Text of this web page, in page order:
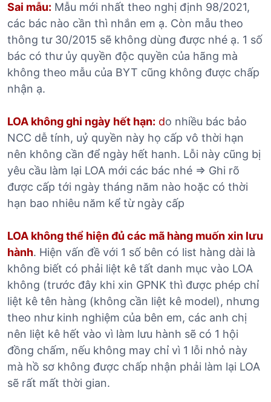
Sai mẫu: Mẫu mới nhất theo nghị định 98/2021,
các bác nào cần thì nhắn em ạ. Còn mẫu theo
thông tư 30/2015 sẽ không dùng được nhé ạ. 1 số
bác có thư ủy quyền độc quyền của hãng mà
không theo mẫu của BYT cũng không được chấp
nhận ạ.
LOA không ghi ngày hết hạn: do nhiều bác bảo
NCC dễ tính, uỷ quyền này họ cấp vô thời hạn
nên không cần để ngày hết hanh. Lỗi này cũng bị
yêu cầu làm lại LOA mới các bác nhé => Ghi rõ
được cấp tới ngày tháng năm nào hoặc có thời
hạn bao nhiêu năm kể từ ngày cấp
LOA không thể hiện đủ các mã hàng muốn xin lưu
hành. Hiện vấn đề với 1 số bên có list hàng dài là
không biết có phải liệt kê tất danh mục vào LOA
không (trước đây khi xin GPNK thì được phép chỉ
liệt kê tên hàng (không cần liệt kê model), nhưng
theo như kinh nghiệm của bên em, các anh chị
nên liệt kê hết vào vì làm lưu hành sẽ có 1 hội
đồng chấm, nếu không may chỉ vì 1 lỗi nhỏ này
mà hồ sơ không được chấp nhận phải làm lại LOA
sẽ rất mất thời gian.